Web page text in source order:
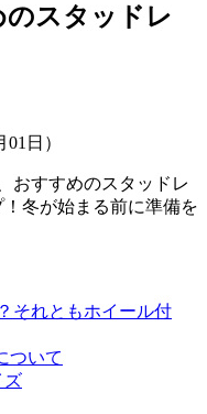
スタッドレ
日）
おすすめのスタッドレ
冬が始まる前に準備を
それともホイール付
ついて
ズ